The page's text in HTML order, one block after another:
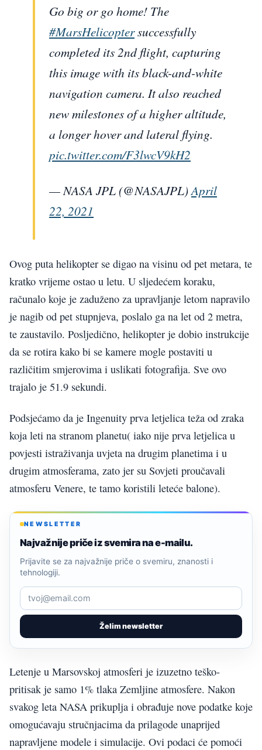
Go big or go home! The
#MarsHelicoptersuccessfully
completed its 2nd flight, capturing
this image with its black-and-white
navigation camera. It also reached
new milestones of a higher altitude,
a longer hover and lateral flying.
pic.twitter.com/F3lwcV9kH2
— NASA JPL (@NASAJPL)April
22, 2021
Ovog puta helikopter se digao na visinu od pet metara, te
kratko vrijeme ostao u letu. U sljedećem koraku,
računalo koje je zaduženo za upravljanje letom napravilo
je nagib od pet stupnjeva, poslalo ga na let od 2 metra,
te zaustavilo. Posljedično, helikopter je dobio instrukcije
da se rotira kako bi se kamere mogle postaviti u
različitim smjerovima i uslikati fotografija. Sve ovo
trajalo je 51.9 sekundi.
Podsjećamo da je Ingenuity prva letjelica teža od zraka
koja leti na stranom planetu( iako nije prva letjelica u
povjesti istraživanja uvjeta na drugim planetima i u
drugim atmosferama, zato jer su Sovjeti proučavali
atmosferu Venere, te tamo koristili leteće balone).
NEWSLETTER
Najvažnije priče iz svemira na e-mailu.
Želim newsletter
Prijavite se za najvažnije priče o svemiru, znanosti i
tehnologiji.
Letenje u Marsovskoj atmosferi je izuzetno teško-
pritisak je samo 1% tlaka Zemljine atmosfere. Nakon
svakog leta NASA prikuplja i obrađuje nove podatke koje
omogućavaju stručnjacima da prilagode unaprijed
napravljene modele i simulacije. Ovi podaci će pomoći